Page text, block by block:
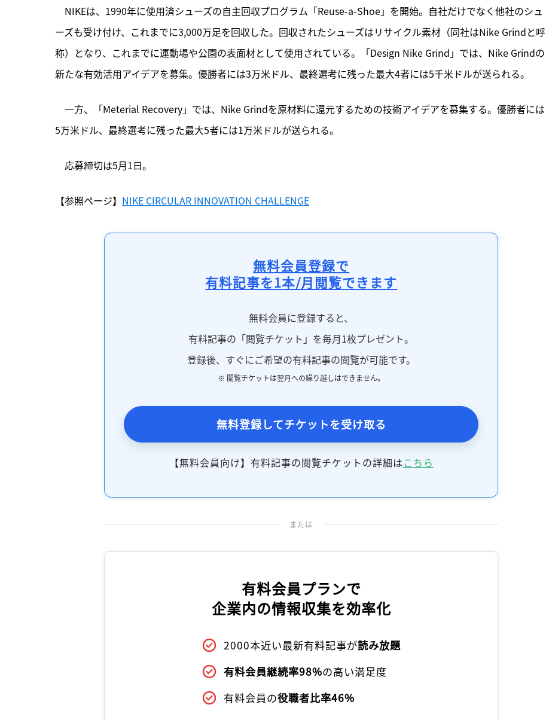
NIKEは、1990年に使用済シューズの自主回収プログラム「Reuse-a-Shoe」を開始。自社だけでなく他社のシュ
ーズも受け付け、これまでに3,000万足を回収した。回収されたシューズはリサイクル素材（同社はNike Grindと呼
称）となり、これまでに運動場や公園の表面材として使用されている。「Design Nike Grind」では、Nike Grindの
新たな有効活用アイデアを募集。優勝者には3万米ドル、最終選考に残った最大4者には5千米ドルが送られる。
一方、「Meterial Recovery」では、Nike Grindを原材料に還元するための技術アイデアを募集する。優勝者には
5万米ドル、最終選考に残った最大5者には1万米ドルが送られる。
応募締切は5月1日。
【参照ページ】 NIKE CIRCULAR INNOVATION CHALLENGE
無料会員登録で
有料記事を1本/月閲覧できます
無料会員に登録すると、
有料記事の「閲覧チケット」を毎月1枚プレゼント。
登録後、すぐにご希望の有料記事の閲覧が可能です。
※ 閲覧チケットは翌月への繰り越しはできません。
無料登録してチケットを受け取る
【無料会員向け】有料記事の閲覧チケットの詳細はこちら
または
有料会員プランで
企業内の情報収集を効率化
2000本近い最新有料記事が読み放題
有料会員継続率98%の高い満足度
有料会員の役職者比率46%
記事をお気に入りに保存するには
ログインが必要です